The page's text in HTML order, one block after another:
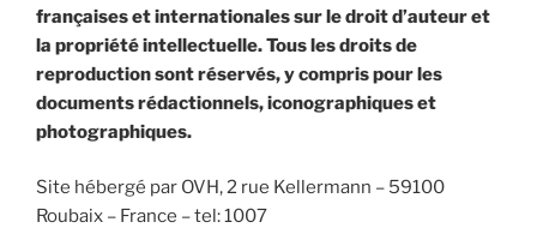
françaises et internationales sur le droit d’auteur et
la propriété intellectuelle. Tous les droits de
reproduction sont réservés, y compris pour les
documents rédactionnels, iconographiques et
photographiques.
Site hébergé par OVH, 2 rue Kellermann – 59100
Roubaix – France – tel: 1007